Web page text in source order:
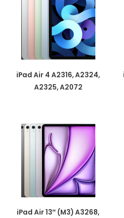
iPad Air 4 A2316, A2324,
A2325, A2072
iPad Air 13″ (M3) A3268,